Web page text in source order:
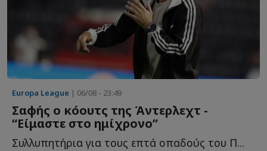
Europa League | 06/08 - 23:49
Σαφής ο κόουτς της Άντερλεχτ -
“Είμαστε στο ημίχρονο”
Συλλυπητήρια για τους επτά οπαδούς του Π...